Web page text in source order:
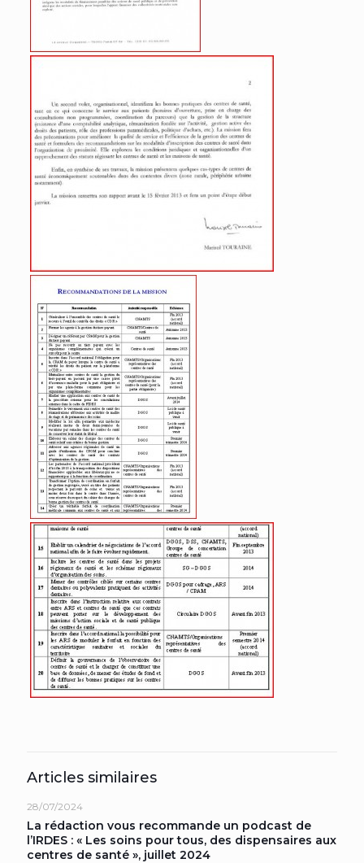
Articles similaires
28/07/2024
La rédaction vous recommande un podcast de
l’IRDES : « Les soins pour tous, des dispensaires aux
centres de santé », juillet 2024